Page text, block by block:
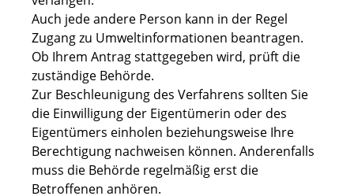
Auch jede andere Person kann in der Regel
Zugang zu Umweltinformationen beantragen.
Ob Ihrem Antrag stattgegeben wird, prüft die
zuständige Behörde.
Zur Beschleunigung des Verfahrens sollten Sie
die Einwilligung der Eigentümerin oder des
Eigentümers einholen beziehungsweise Ihre
Berechtigung nachweisen können. Anderenfalls
muss die Behörde regelmäßig erst die
Betroffenen anhören.